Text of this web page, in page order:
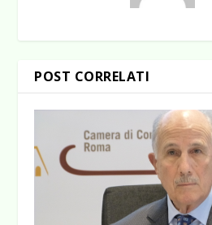
POST CORRELATI